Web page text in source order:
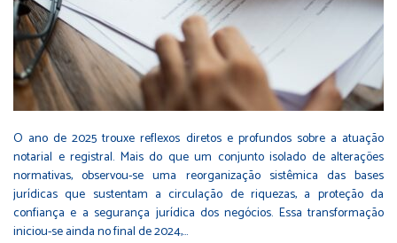
O ano de 2025 trouxe reflexos diretos e profundos sobre a atuação
notarial e registral. Mais do que um conjunto isolado de alterações
normativas, observou-se uma reorganização sistêmica das bases
jurídicas que sustentam a circulação de riquezas, a proteção da
confiança e a segurança jurídica dos negócios. Essa transformação
iniciou-se ainda no final de 2024,…